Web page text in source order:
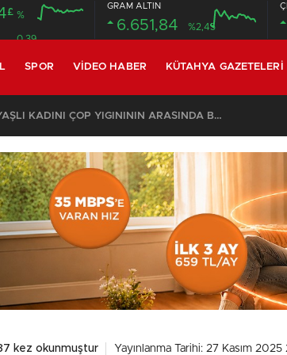
£ %
0.39
GRAM ALTIN
6.651,84 %2,45
SPOR VIDEO HABER KÜTAHYA GAZETELERI
1 ağır yaralı
kez okunmuştur Yayınlanma Tarihi: 27 Kasım